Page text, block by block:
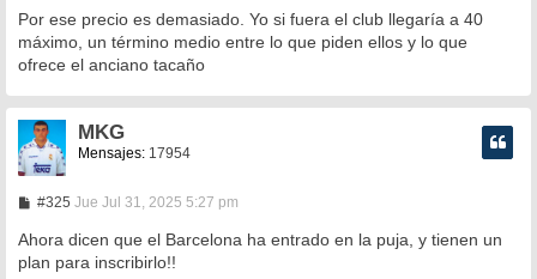
Por ese precio es demasiado. Yo si fuera el club llegaría a 40
máximo, un término medio entre lo que piden ellos y lo que
ofrece el anciano tacaño
MKG
Mensajes: 17954
#325M
n
a
Jue Jul 31, 2025 5:27 pm
Ahora dicen que el Barcelona ha entrado en la puja, y tienen un
plan para inscribirlo!!